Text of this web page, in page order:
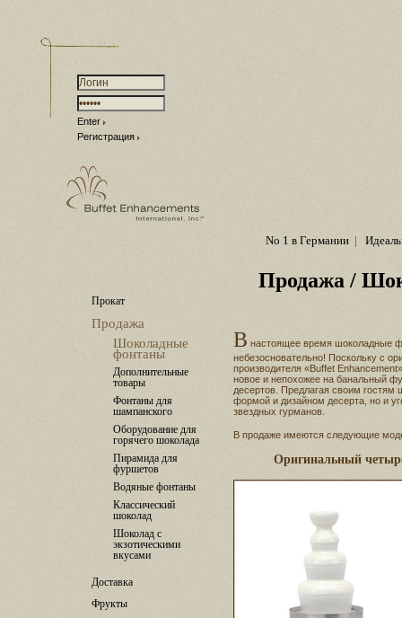
Enter
Регистрация
Прокат
Продажа
Шоколадные
фонтаны
Дополнительные
товары
Фонтаны для
шампанского
Оборудование для
горячего шоколада
Пирамида для
фуршетов
Водяные фонтаны
Классический
шоколад
Шоколад с
экзотическими
вкусами
Доставка
Фрукты
No 1 в Германии |
Продажа /
В настоящее время шоколадные
небезосновательно! Поскольку с
производителя «Buffet
новое и непохожее на банальный
десертов. Предлагая своим гостям
формой и дизайном десерта, но и
звездных гурманов.
В продаже имеются следующие
Оригинальный